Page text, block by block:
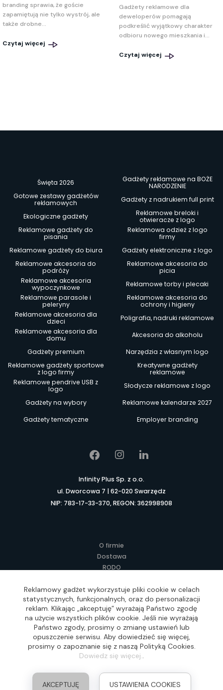
branding sprawia, że goście
zapamiętują nie tylko wystrój, ale
także drobne...
Czytaj więcej
Gadżety reklamowe dla
deweloperów pomagają
podkreślić wyjątkowy charakter
odbioru nowego mieszkania i...
Czytaj więcej
Święta 2026
Gadżety reklamowe na BOŻE
NARODZENIE
Gotowe zestawy gadżetów
reklamowych
Gadżety z nadrukiem full print
Ekologiczne gadżety
Reklamowe breloki i
otwieracze z logo
Reklamowe gadżety do
pisania
Reklamowa odzież z logo
firmy
Reklamowe gadżety do biura
Gadżety elektroniczne z logo
Reklamowe akcesoria do
podróży
Reklamowe akcesoria do
picia
Reklamowe akcesoria
wypoczynkowe
Reklamowe torby i plecaki
Reklamowe parasole i
peleryny
Reklamowe akcesoria do
ochrony i higieny
Reklamowe akcesoria dla
dzieci
Poligrafia, nadruki reklamowe
Reklamowe akcesoria dla
domu
Akcesoria do alkoholu
Gadżety premium
Narzędzia z własnym logo
Reklamowe gadżety sportowe
z logo firmy
Kreatywne gadżety
reklamowe
Reklamowe pendrive USB z
logo
Słodycze reklamowe z logo
Gadżety na wybory
Reklamowe kalendarze 2027
Gadżety tematyczne
Employer branding
Infinity Plus Sp. z o.o.
ul. Dworcowa 7 | 62-020 Swarzędz
NIP: 783-17-33-370, REGON: 362998908
O firmie
Dostawa
RODO
Regulamin
Lokalne Gadżety Reklamowe
Jak zamawiać?
Słownik pojęć
FAQ
Realizacja: Idea4Me.pl, Wszelkie prawa zastrzeżone
Reklamowy gadżet wykorzystuje pliki cookie w celach
statystycznych, funkcjonalnych, oraz do personalizacji
reklam. Klikając „akceptuję” wyrażają Państwo zgodę
na użycie wszystkich plików cookie. Jeśli nie wyrażają
Państwo zgody, prosimy o zmianę ustawień lub
opuszczenie serwisu. Aby dowiedzieć się więcej,
prosimy o zapoznanie się z naszą Polityką Cookies.
Dowiedz się więcej..
AKCEPTUJĘ USTAWIENIA COOKIES